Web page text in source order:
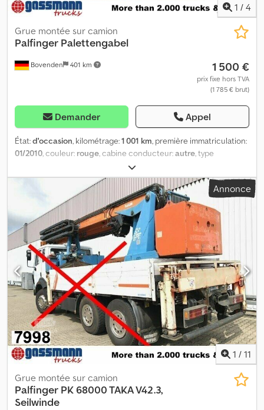
1 / 4
Bovenden 401 km
Grue montée sur camion
Palfinger Palettengabel
1 500 €
prix fixe hors TVA
(1 785 € brut)
Demander Appel
État:d'occasion, kilométrage:1 001 km, première immatriculation:
01/2010, couleur: rouge, cabine conducteur:autre, type
, Année de construction:
grue, Lieu du véhicule : Bovenden, SANS tête rotative ni
suspension supérieure ! L'année de construction exacte ne peut
pas être déterminée car la plaque signalétique n'est plus
présente ! Les informations concernant les accessoires sont
fournies sans garantie ; sous réserve de modifications, de vente
préalable et d'erreurs ! Credpfowhf Ezex Algof
Annonce
1 / 11
Grue montée sur camion
Palfinger PK 68000 TAKA V42.3,
Seilwinde